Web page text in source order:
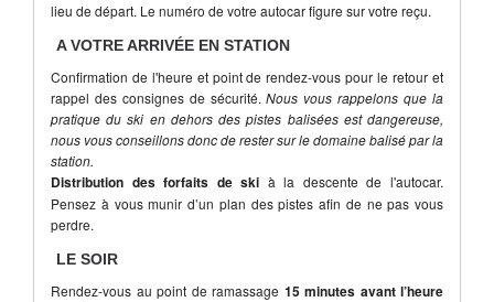
lieu de départ. Le numéro de votre autocar figure sur votre reçu.
A VOTRE ARRIVÉE EN STATION
Confirmation de l'heure et point de rendez-vous pour le retour et
rappel des consignes de sécurité.Nous vous rappelons que la
pratique du ski en dehors des pistes balisées est dangereuse,
nous vous conseillons donc de rester sur le domaine balisé par la
station.
Distribution des forfaits de ski à la descente de l'autocar.
Pensez à vous munir d’un plan des pistes afin de ne pas vous
perdre.
LE SOIR
Rendez-vous au point de ramassage 15 minutes avant l’heure